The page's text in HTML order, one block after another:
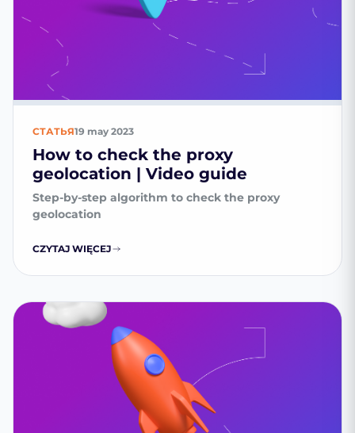
СТАТЬЯ19 may 2023
How to check the proxy
geolocation | Video guide
Step-by-step algorithm to check the proxy
geolocation
CZYTAJ WIĘCEJ